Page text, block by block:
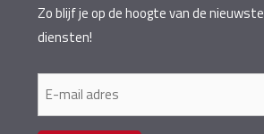
Zo blijf je op de hoogte van de
diensten!
E-